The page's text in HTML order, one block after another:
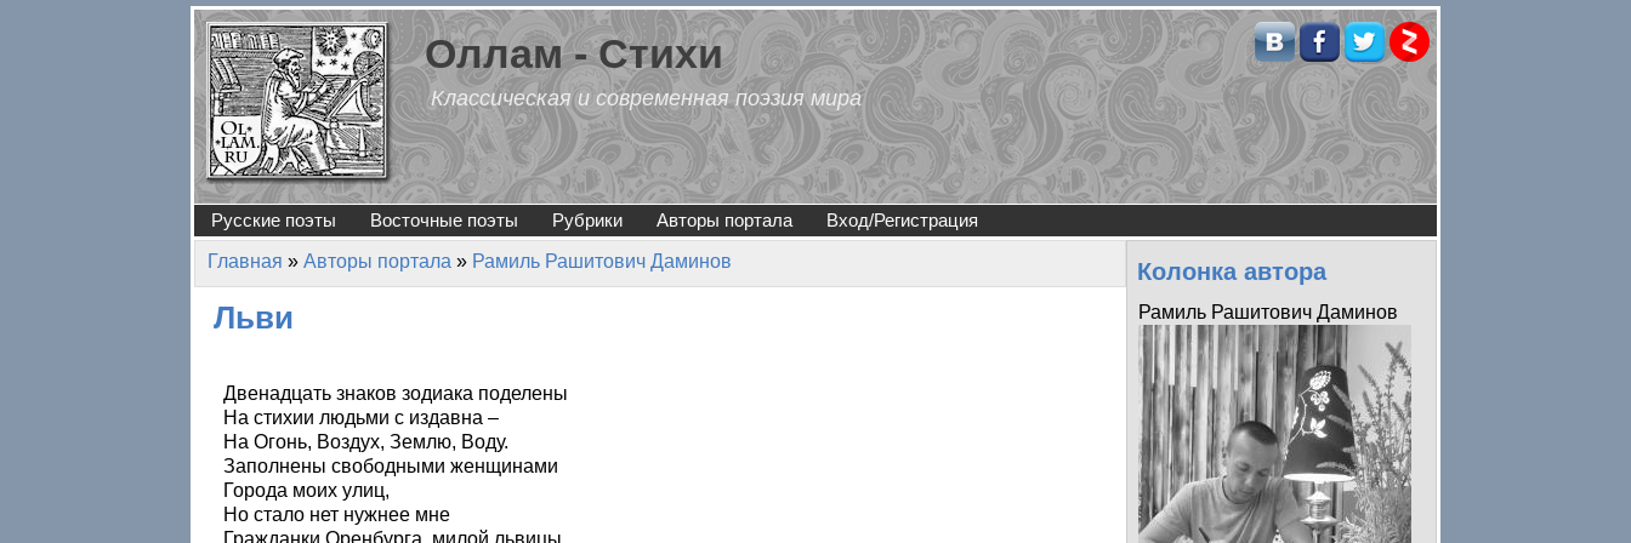
Перейти к основному содержанию
Оллам - Стихи
Классическая и современная поэзия мира
Русские поэты Восточные поэты Рубрики Авторы портала Вход/Регистрация
Вы здесь
Главная » Авторы портала » Рамиль Рашитович Даминов
Льви
Двенадцать знаков зодиака поделены
На стихии людьми с издавна –
На Огонь, Воздух, Землю, Воду.
Заполнены свободными женщинами
Города моих улиц,
Но стало нет нужнее мне
Гражданки Оренбурга, милой львицы.
Колонка автора
Рамиль Рашитович Даминов